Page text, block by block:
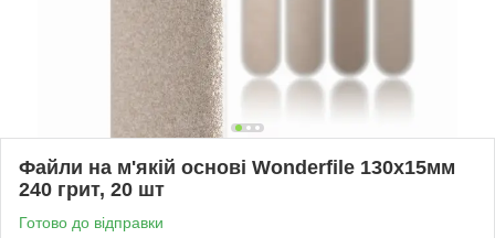
Файли на м'якій основі Wonderfile 130х15мм
240 грит, 20 шт
Готово до відправки